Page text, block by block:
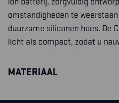
omstandigheden te
duurzame siliconen hoes. De
licht als compact, zodat u
MATERIAAL